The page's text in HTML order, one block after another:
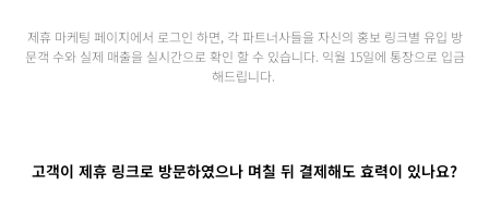
제휴 마케팅 페이지에서 로그인 하면, 각 파트너사들을 자신의 홍보 링크별 유입 방
문객 수와 실제 매출을 실시간으로 확인 할 수 있습니다. 익월 15일에 통장으로 입금
해드립니다.
고객이 제휴 링크로 방문하였으나 며칠 뒤 결제해도 효력이 있나요?